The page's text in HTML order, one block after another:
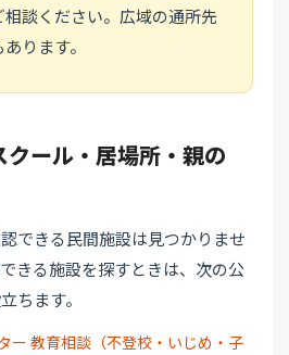
談ください。広域の通所先
ります。
クール・居場所・親の
できる民間施設は見つかりませ
きる施設を探すときは、次の公
ちます。
ー 教育相談（不登校・いじめ・子